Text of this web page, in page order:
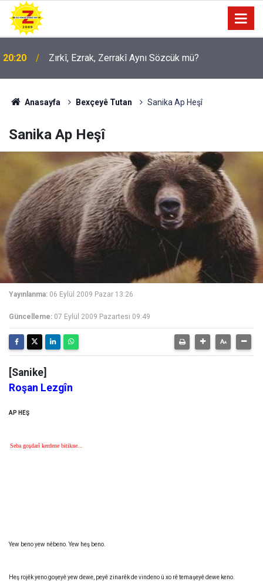
09:56 Ji Zilma Partîzanan Nimûneyeka Piçûk
Anasayfa Bexçeyê Tutan Sanika Ap Heşî
Sanika Ap Heşî
Yayınlanma: 06 Eylül 2009 Pazar 13:26
Güncelleme: 07 Eylül 2009 Pazartesi 09:49
[Sanike]
Roşan Lezgîn
AP HEŞ
Seba goşdarî kerdene bitikne...
Yew beno yew nêbeno. Yew heş beno.
Heş rojêk yeno goşeyê yew dewe, peyê zinarêk de vindeno û xo rê temaşeyê dewe keno.